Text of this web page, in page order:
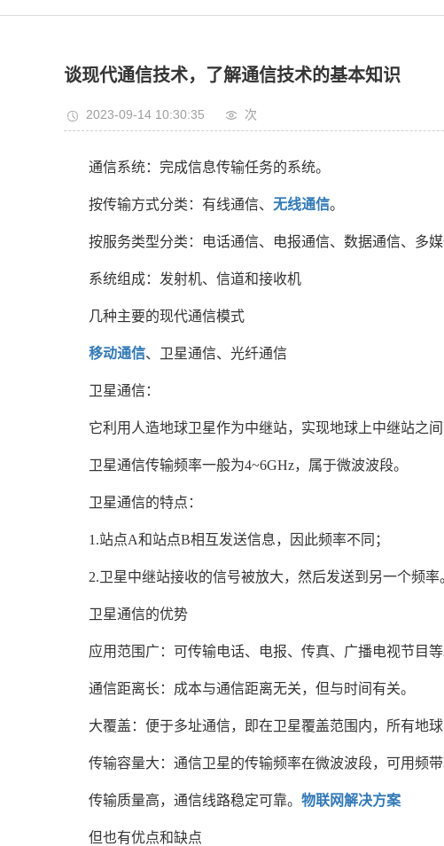
谈现代通信技术，了解通信技术的基本知识
2023-09-14 10:30:35 次
通信系统：完成信息传输任务的系统。
按传输方式分类：有线通信、 无线通信。
按服务类型分类：电话通信、电报通信、数据通信、多媒
系统组成：发射机、信道和接收机
几种主要的现代通信模式
移动通信、卫星通信、光纤通信
卫星通信：
它利用人造地球卫星作为中继站，实现地球上中继站之间
卫星通信传输频率一般为4~6GHz，属于微波波段。
卫星通信的特点：
1.站点A和站点B相互发送信息，因此频率不同；
2.卫星中继站接收的信号被放大，然后发送到另一个频率
卫星通信的优势
应用范围广：可传输电话、电报、传真、广播电视节目等
通信距离长：成本与通信距离无关，但与时间有关。
大覆盖：便于多址通信，即在卫星覆盖范围内，所有地
传输容量大：通信卫星的传输频率在微波波段，可用频
传输质量高，通信线路稳定可靠。 物联网解决方案
但也有优点和缺点